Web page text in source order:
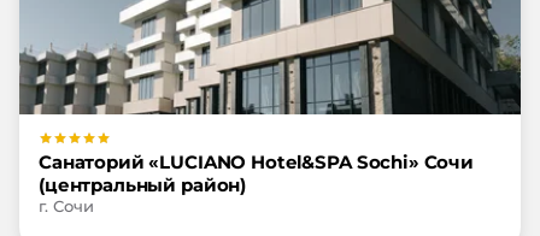
Санаторий «LUCIANO Hotel&SPA Sochi» Сочи
(центральный район)
г. Сочи